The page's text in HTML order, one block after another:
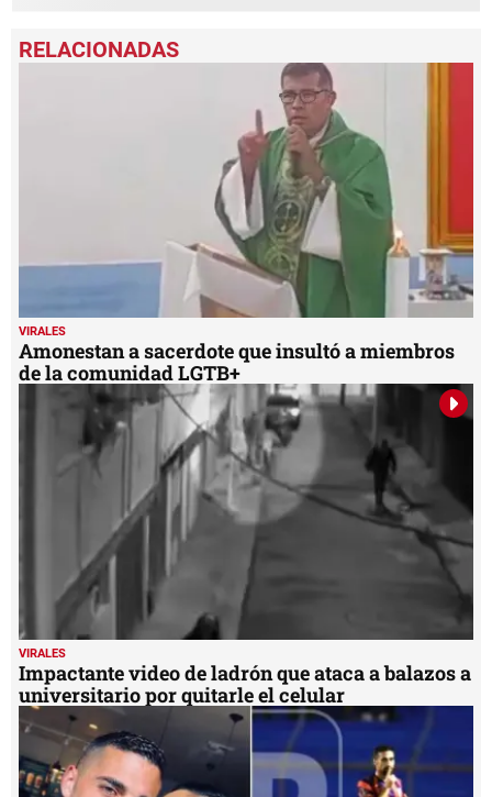
VIRALES
Amonestan a sacerdote que insultó a miembros
de la comunidad LGTB+
VIRALES
Impactante video de ladrón que ataca a balazos a
universitario por quitarle el celular